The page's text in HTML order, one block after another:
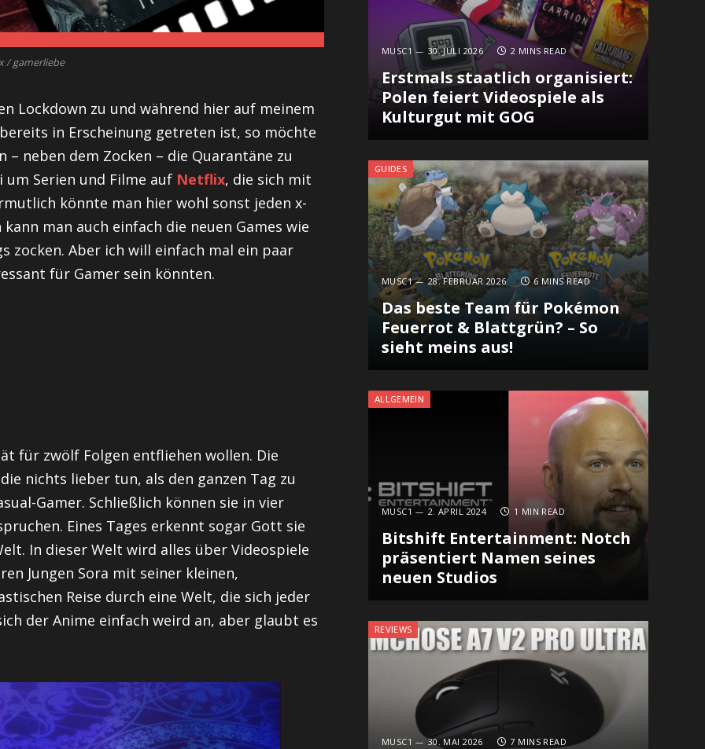
/ gamerliebe
Lockdown zu und während hier auf meinem
in Erscheinung getreten ist, so möchte
neben dem Zocken – die Quarantäne zu
Serien und Filme auf Netflix, die sich mit
könnte man hier wohl sonst jeden x-
man auch einfach die neuen Games wie
zocken. Aber ich will einfach mal ein paar
für Gamer sein könnten.
für zwölf Folgen entfliehen wollen. Die
nichts lieber tun, als den ganzen Tag zu
Gamer. Schließlich können sie in vier
Eines Tages erkennt sogar Gott sie
In dieser Welt wird alles über Videospiele
Jungen Sora mit seiner kleinen,
Reise durch eine Welt, die sich jeder
der Anime einfach weird an, aber glaubt es
MUSC1 30. JULI 2026 2 MINS READ
Erstmals staatlich organisiert:
Polen feiert Videospiele als
Kulturgut mit GOG
GUIDES
MUSC1 28. FEBRUAR 2026 6 MINS READ
Das beste Team für Pokémon
Feuerrot & Blattgrün? – So
sieht meins aus!
ALLGEMEIN
MUSC1 2. APRIL 2024 1 MIN READ
Bitshift Entertainment: Notch
präsentiert Namen seines
neuen Studios
REVIEWS
MUSC1 30. MAI 2026 7 MINS READ